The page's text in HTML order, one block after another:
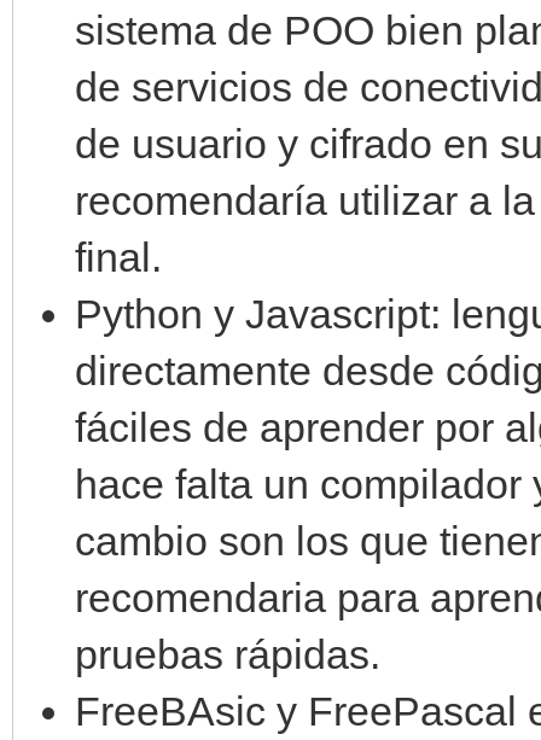
sistema de POO bien
de servicios de
de usuario y cifrado en
recomendaría utilizar a
final.
Python y Javascript:
directamente desde
fáciles de aprender por
hace falta un compilador
cambio son los que
recomendaria para
pruebas rápidas.
FreeBAsic y FreePascal